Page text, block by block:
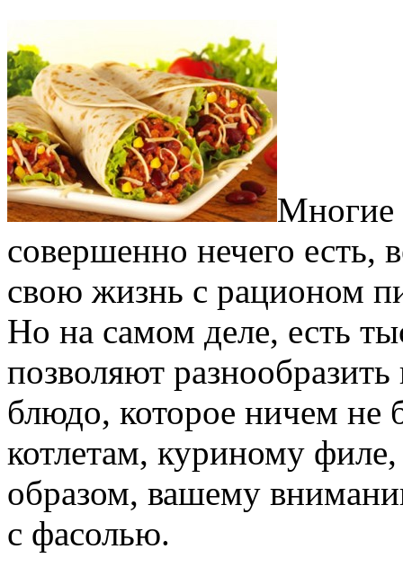
Многие
совершенно нечего есть,
свою жизнь с рационом
Но на самом деле, есть
позволяют
блюдо, которое ничем не
котлетам, куриному
образом, вашему
с фасолью.